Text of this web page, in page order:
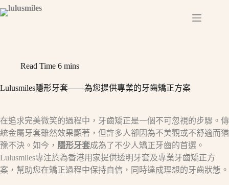
Skip
to
Read Time 6 mins
Lulusmiles隱形牙套——為您提供專業的牙齒矯正方案
在追求完美微笑的過程中，牙齒矯正是一個不可忽視的步驟。傳
統金屬牙套雖然效果顯著，但許多人卻因為不美觀或不舒適而猶
豫不決。如今， 隱形牙套成為了不少人矯正牙齒的首選。
Lulusmiles專注於為香港用家提供透明牙套及專業牙齒矯正方
案，幫助您在矯正過程中保持自信，同時達成理想的牙齒狀態。